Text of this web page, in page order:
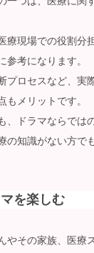
療現場での役割分
参考になります。
プロセスなど、実
もメリットです。
、ドラマならでは
の知識がない方で
を楽しむ
やその家族、医療